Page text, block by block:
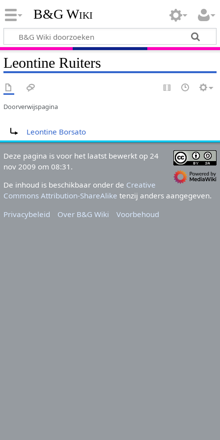
B&G Wiki
Leontine Ruiters
Doorverwijspagina
Leontine Borsato
Deze pagina is voor het laatst bewerkt op 24
nov 2009 om 08:31.
De inhoud is beschikbaar onder de Creative
Commons Attribution-ShareAlike tenzij anders aangegeven.
Privacybeleid
Over B&G Wiki Voorbehoud